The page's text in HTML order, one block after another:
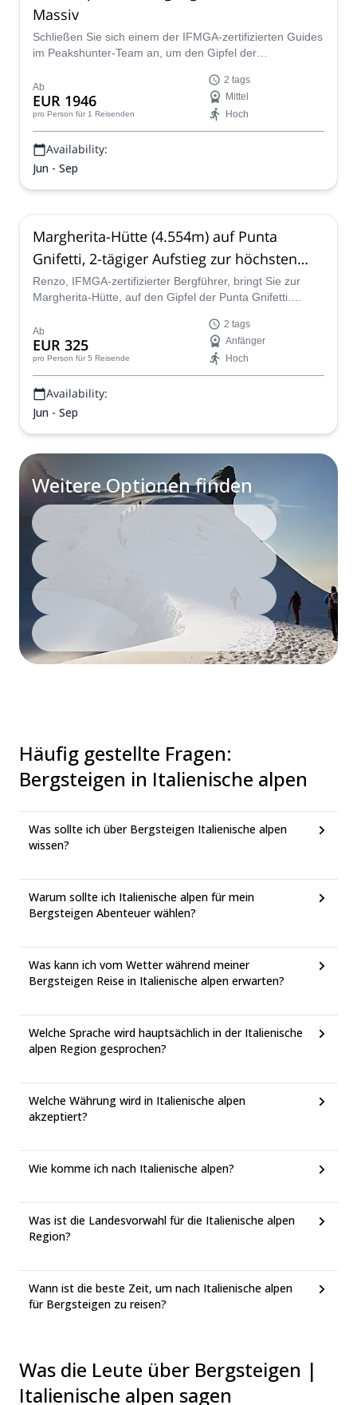
Massiv
Schließen Sie sich einem der IFMGA-zertifizierten Guides
im Peakshunter-Team an, um den Gipfel der
Monte Rosa Massiv in den Alpen, zu erreichen!
Ab
EUR 1946
pro Person für 1 Reisenden
2 tags
Mittel
Hoch
Availability:
Jun - Sep
Margherita-Hütte (4.554m) auf Punta
Gnifetti, 2-tägiger Aufstieg zur höchsten
Hütte Europas
Renzo, IFMGA-zertifizierter Bergführer, bringt Sie zur
Margherita-Hütte, auf den Gipfel der Punta Gnifetti.
zum Monte Rosa und entdecken Sie die höchste
Berghütte der Alpen!
Ab
EUR 325
pro Person für 5 Reisende
2 tags
Anfänger
Hoch
Availability:
Jun - Sep
Weitere Optionen finden
Häufig gestellte Fragen:
Bergsteigen in Italienische alpen
Was sollte ich über Bergsteigen Italienische alpen
wissen?
Warum sollte ich Italienische alpen für mein
Bergsteigen Abenteuer wählen?
Was kann ich vom Wetter während meiner
Bergsteigen Reise in Italienische alpen erwarten?
Welche Sprache wird hauptsächlich in der Italienische
alpen Region gesprochen?
Welche Währung wird in Italienische alpen
akzeptiert?
Wie komme ich nach Italienische alpen?
Was ist die Landesvorwahl für die Italienische alpen
Region?
Wann ist die beste Zeit, um nach Italienische alpen
für Bergsteigen zu reisen?
Was die Leute über Bergsteigen |
Italienische alpen sagen